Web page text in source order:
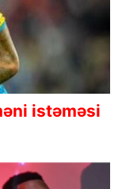
istəməsi